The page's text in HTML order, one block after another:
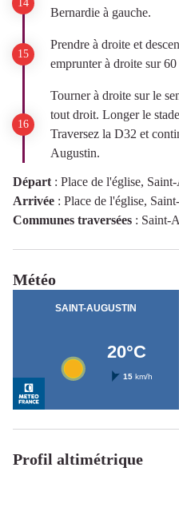
Bernardie à gauche.
Prendre à droite et
emprunter à droite sur 60
Tourner à droite sur le
tout droit. Longer le
Traversez la D32 et
Augustin.
Départ : Place de l'église,
Arrivée : Place de l'église,
Communes traversées : Saint-
Météo
Profil altimétrique